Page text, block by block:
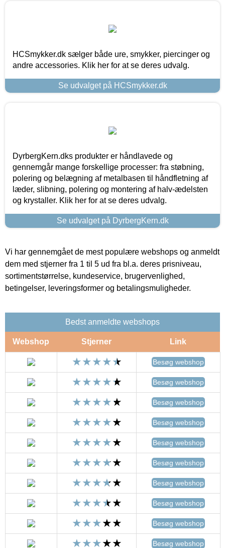
HCSmykker.dk sælger både ure, smykker, piercinger og
andre accessories. Klik her for at se deres udvalg.
Se udvalget på HCSmykker.dk
DyrbergKern.dks produkter er håndlavede og
gennemgår mange forskellige processer: fra støbning,
polering og belægning af metalbasen til håndfletning af
læder, slibning, polering og montering af halv-ædelsten
og krystaller. Klik her for at se deres udvalg.
Se udvalget på DyrbergKern.dk
Vi har gennemgået de mest populære webshops og anmeldt
dem med stjerner fra 1 til 5 ud fra bl.a. deres prisniveau,
sortimentstørrelse, kundeservice, brugervenlighed,
betingelser, leveringsformer og betalingsmuligheder.
Bedst anmeldte webshops
Webshop Stjerner Link
Besøg webshop
Besøg webshop
Besøg webshop
Besøg webshop
Besøg webshop
Besøg webshop
Besøg webshop
Besøg webshop
Besøg webshop
Besøg webshop